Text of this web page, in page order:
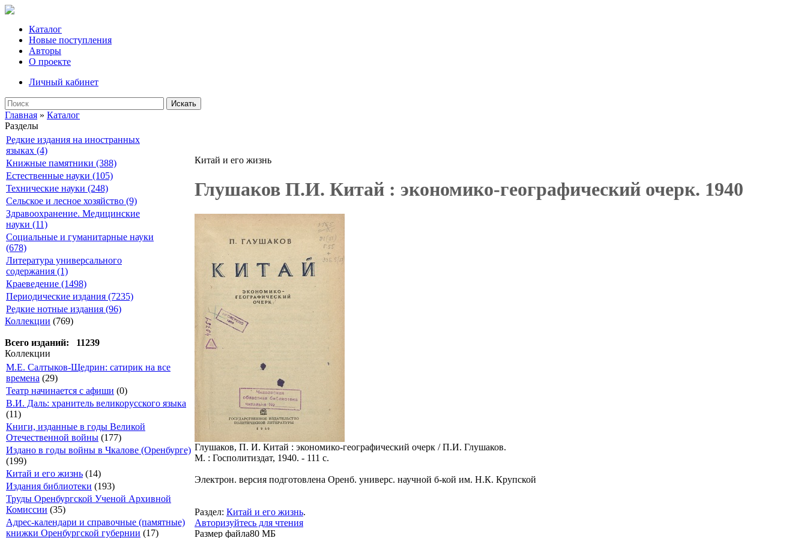
Каталог
Новые поступления
Авторы
О проекте
Личный кабинет
Искать
Главная » Каталог
Разделы
Редкие издания на иностранных
языках (4)
Книжные памятники (388)
Естественные науки (105)
Технические науки (248)
Сельское и лесное хозяйство (9)
Здравоохранение. Медицинские
науки (11)
Социальные и гуманитарные науки
(678)
Литература универсального
содержания (1)
Краеведение (1498)
Периодические издания (7235)
Редкие нотные издания (96)
Коллекции (769)
Всего изданий: 11239
Коллекции
М.Е. Салтыков-Щедрин: сатирик на все
времена (29)
Театр начинается с афиши (0)
В.И. Даль: хранитель великорусского языка
(11)
Книги, изданные в годы Великой
Отечественной войны (177)
Издано в годы войны в Чкалове (Оренбурге)
(199)
Китай и его жизнь (14)
Издания библиотеки (193)
Труды Оренбургской Ученой Архивной
Комиссии (35)
Адрес-календари и справочные (памятные)
книжки Оренбургской губернии (17)
Китай и его жизнь
Глушаков П.И. Китай : экономико-географический очерк. 1940
Глушаков, П. И. Китай : экономико-географический очерк / П.И. Глушаков.
М. : Госполитиздат, 1940. - 111 с.
Электрон. версия подготовлена Оренб. универс. научной б-кой им. Н.К. Крупской
Раздел: Китай и его жизнь.
Авторизуйтесь для чтения
Размер файла80 МБ